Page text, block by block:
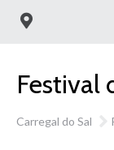
Festival
Carregal do Sal